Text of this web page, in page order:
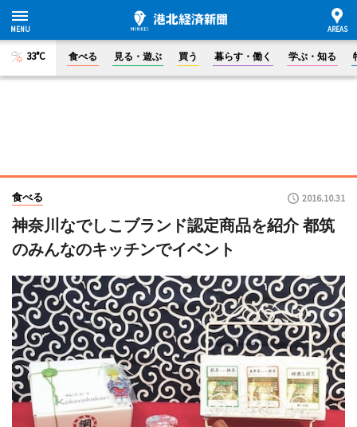
33°C 食べる 見る・遊ぶ 買う 暮らす・働く 学ぶ・知る
食べる 2016.10.31
神奈川なでしこブランド認定商品を紹介 都筑
のみんなのキッチンでイベント